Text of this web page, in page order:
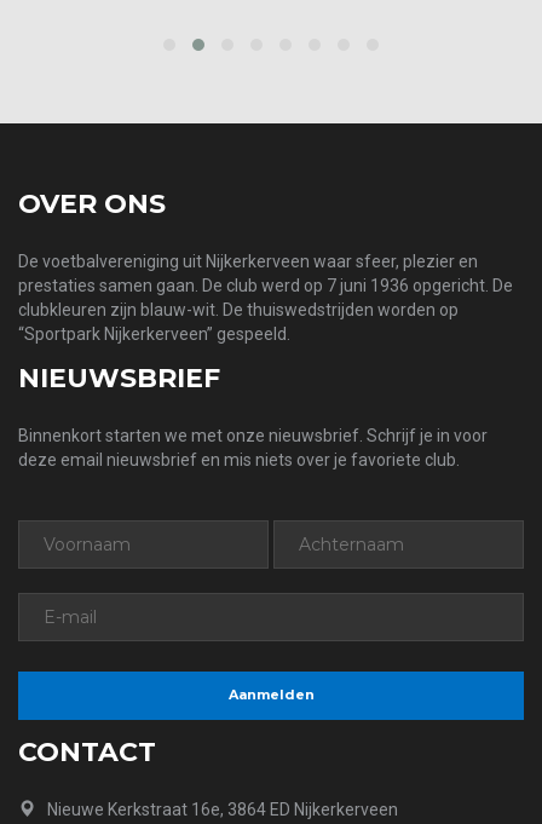
OVER ONS
De voetbalvereniging uit Nijkerkerveen waar sfeer, plezier en
prestaties samen gaan. De club werd op 7 juni 1936 opgericht. De
clubkleuren zijn blauw-wit. De thuiswedstrijden worden op
“Sportpark Nijkerkerveen” gespeeld.
NIEUWSBRIEF
Binnenkort starten we met onze nieuwsbrief. Schrijf je in voor
deze email nieuwsbrief en mis niets over je favoriete club.
CONTACT
Nieuwe Kerkstraat 16e, 3864 ED Nijkerkerveen